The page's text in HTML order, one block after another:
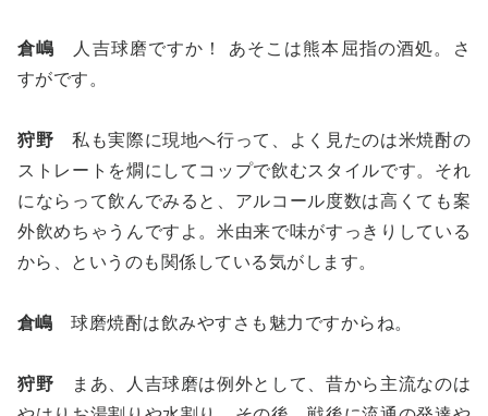
倉嶋 人吉球磨ですか！ あそこは熊本屈指の酒処。さ
すがです。
狩野 私も実際に現地へ行って、よく見たのは米焼酎の
ストレートを燗にしてコップで飲むスタイルです。それ
にならって飲んでみると、アルコール度数は高くても案
外飲めちゃうんですよ。米由来で味がすっきりしている
から、というのも関係している気がします。
倉嶋 球磨焼酎は飲みやすさも魅力ですからね。
狩野 まあ、人吉球磨は例外として、昔から主流なのは